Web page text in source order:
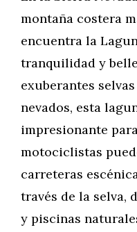
montaña costera
encuentra la
tranquilidad y
exuberantes
nevados, esta
impresionante
motociclistas
carreteras
través de la selva,
y piscinas